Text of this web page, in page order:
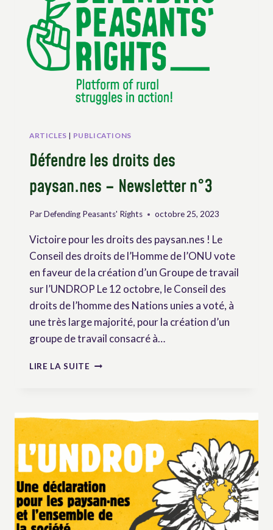
LIGNE
DIRECTRICE
DE
L’ONU
ET
PAS
SEULEMENT
UN
SLOGAN
GAUCHE ».
ARTICLES | PUBLICATIONS
Défendre les droits des
paysan.nes – Newsletter n°3
ParDefending Peasants' Rights octobre 25, 2023
Victoire pour les droits des paysan.nes ! Le
Conseil des droits de l’Homme de l’ONU vote
en faveur de la création d’un Groupe de travail
sur l’UNDROP Le 12 octobre, le Conseil des
droits de l’homme des Nations unies a voté, à
une très large majorité, pour la création d’un
groupe de travail consacré à…
LIRE LA SUITE DÉFENDRE
NEWSLETTER
N°3